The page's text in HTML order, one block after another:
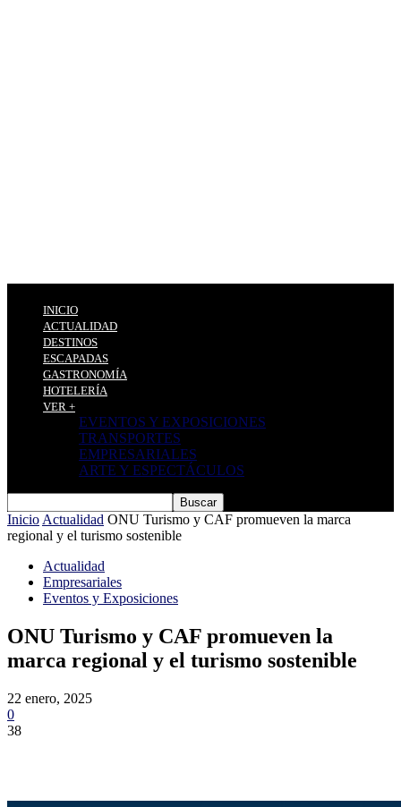
INICIO
ACTUALIDAD
DESTINOS
ESCAPADAS
GASTRONOMÍA
HOTELERÍA
VER +
EVENTOS Y EXPOSICIONES
TRANSPORTES
EMPRESARIALES
ARTE Y ESPECTÁCULOS
Inicio Actualidad ONU Turismo y CAF promueven la marca
regional y el turismo sostenible
Actualidad
Empresariales
Eventos y Exposiciones
ONU Turismo y CAF promueven la
marca regional y el turismo sostenible
22 enero, 2025
0
38